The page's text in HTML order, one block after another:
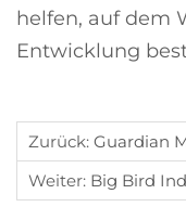
helfen, auf dem
Entwicklung
Zurück: Guardian Multi-View
Weiter: Big Bird Industrial Läutet